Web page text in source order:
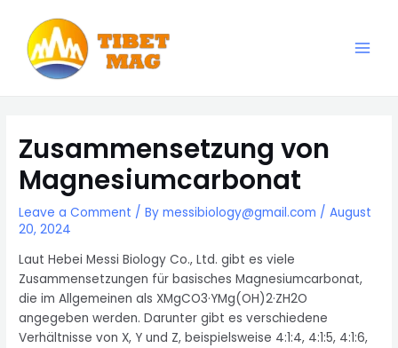
content
Zusammensetzung von
Magnesiumcarbonat
Leave a Comment / Bymessibiology@gmail.com /August
20, 2024
Laut Hebei Messi Biology Co., Ltd. gibt es viele
Zusammensetzungen für basisches Magnesiumcarbonat,
die im Allgemeinen als XMgCO3·YMg(OH)2·ZH2O
angegeben werden. Darunter gibt es verschiedene
Verhältnisse von X, Y und Z, beispielsweise 4:1:4, 4:1:5, 4:1:6,